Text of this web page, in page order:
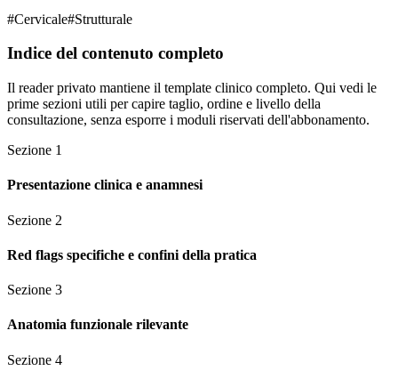
#Cervicale#Strutturale
Indice del contenuto completo
Il reader privato mantiene il template clinico completo. Qui vedi le
prime sezioni utili per capire taglio, ordine e livello della
consultazione, senza esporre i moduli riservati dell'abbonamento.
Sezione 1
Presentazione clinica e anamnesi
Sezione 2
Red flags specifiche e confini della pratica
Sezione 3
Anatomia funzionale rilevante
Sezione 4